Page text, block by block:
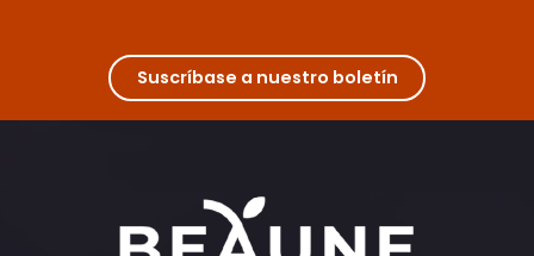
Suscríbase a nuestro boletín